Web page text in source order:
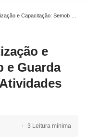
e Guarda Municipal Realizam Atividades Importantes
e
e Guarda
3 Leitura mínima